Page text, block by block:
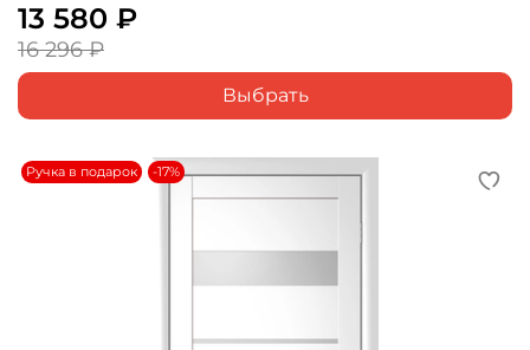
13 580 ₽
16 296 ₽
Выбрать
Ручка в подарок -17%